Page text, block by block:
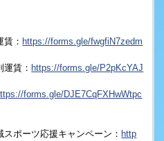
： https://forms.gle/fwgfiN7zedm
運賃： https://forms.gle/P2pKcYAJ
forms.gle/DJE7CqFXHwWtpc
ポーツ応援キャンペーン： http